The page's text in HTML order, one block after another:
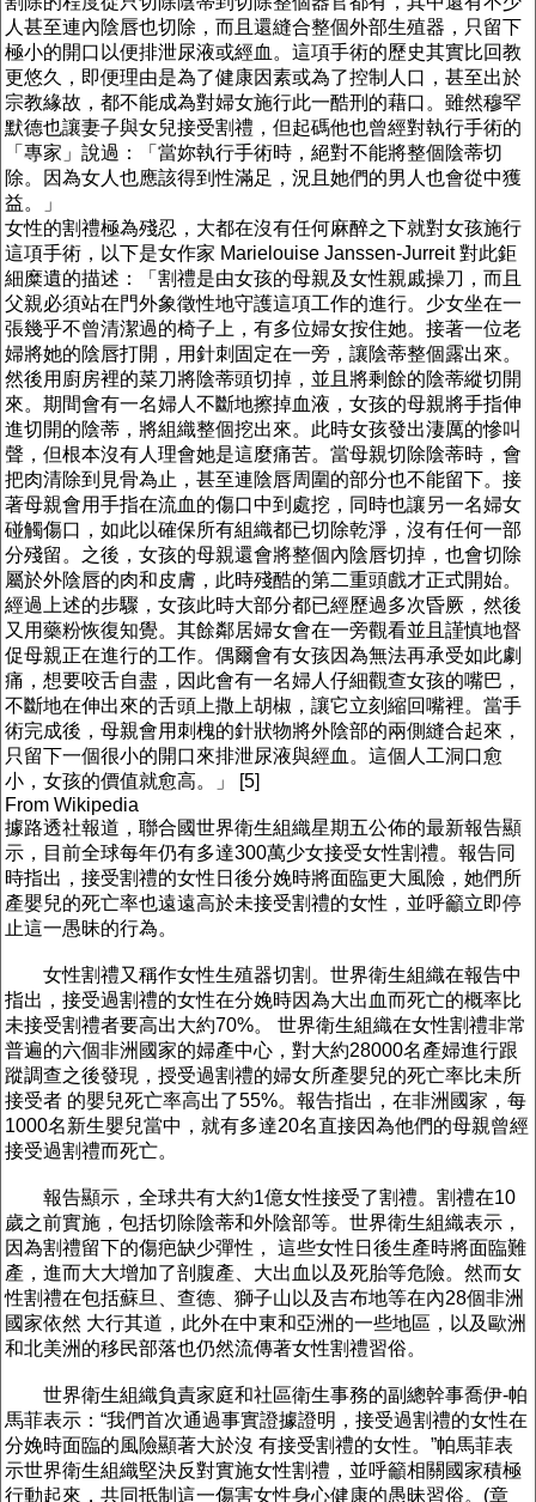
人甚至連內陰唇也切除，而且還縫合整個外部生殖器，只留下
極小的開口以便排泄尿液或經血。這項手術的歷史其實比回教
更悠久，即便理由是為了健康因素或為了控制人口，甚至出於
宗教緣故，都不能成為對婦女施行此一酷刑的藉口。雖然穆罕
默德也讓妻子與女兒接受割禮，但起碼他也曾經對執行手術的
「專家」說過：「當妳執行手術時，絕對不能將整個陰蒂切
除。因為女人也應該得到性滿足，況且她們的男人也會從中獲
益。」
女性的割禮極為殘忍，大都在沒有任何麻醉之下就對女孩施行
這項手術，以下是女作家 Marielouise Janssen-Jurreit 對此鉅
細糜遺的描述：「割禮是由女孩的母親及女性親戚操刀，而且
父親必須站在門外象徵性地守護這項工作的進行。少女坐在一
張幾乎不曾清潔過的椅子上，有多位婦女按住她。接著一位老
婦將她的陰唇打開，用針刺固定在一旁，讓陰蒂整個露出來。
然後用廚房裡的菜刀將陰蒂頭切掉，並且將剩餘的陰蒂縱切開
來。期間會有一名婦人不斷地擦掉血液，女孩的母親將手指伸
進切開的陰蒂，將組織整個挖出來。此時女孩發出淒厲的慘叫
聲，但根本沒有人理會她是這麼痛苦。當母親切除陰蒂時，會
把肉清除到見骨為止，甚至連陰唇周圍的部分也不能留下。接
著母親會用手指在流血的傷口中到處挖，同時也讓另一名婦女
碰觸傷口，如此以確保所有組織都已切除乾淨，沒有任何一部
分殘留。之後，女孩的母親還會將整個內陰唇切掉，也會切除
屬於外陰唇的肉和皮膚，此時殘酷的第二重頭戲才正式開始。
經過上述的步驟，女孩此時大部分都已經歷過多次昏厥，然後
又用藥粉恢復知覺。其餘鄰居婦女會在一旁觀看並且謹慎地督
促母親正在進行的工作。偶爾會有女孩因為無法再承受如此劇
痛，想要咬舌自盡，因此會有一名婦人仔細觀查女孩的嘴巴，
不斷地在伸出來的舌頭上撒上胡椒，讓它立刻縮回嘴裡。當手
術完成後，母親會用刺槐的針狀物將外陰部的兩側縫合起來，
只留下一個很小的開口來排泄尿液與經血。這個人工洞口愈
小，女孩的價值就愈高。」 [5]
From Wikipedia
據路透社報道，聯合國世界衛生組織星期五公佈的最新報告顯
示，目前全球每年仍有多達300萬少女接受女性割禮。報告同
時指出，接受割禮的女性日後分娩時將面臨更大風險，她們所
產嬰兒的死亡率也遠遠高於未接受割禮的女性，並呼籲立即停
止這一愚昧的行為。
女性割禮又稱作女性生殖器切割。世界衛生組織在報告中
指出，接受過割禮的女性在分娩時因為大出血而死亡的概率比
未接受割禮者要高出大約70%。 世界衛生組織在女性割禮非常
普遍的六個非洲國家的婦產中心，對大約28000名產婦進行跟
蹤調查之後發現，授受過割禮的婦女所產嬰兒的死亡率比未所
接受者 的嬰兒死亡率高出了55%。報告指出，在非洲國家，每
1000名新生嬰兒當中，就有多達20名直接因為他們的母親曾經
接受過割禮而死亡。
報告顯示，全球共有大約1億女性接受了割禮。割禮在10
歲之前實施，包括切除陰蒂和外陰部等。世界衛生組織表示，
因為割禮留下的傷疤缺少彈性， 這些女性日後生產時將面臨難
產，進而大大增加了剖腹產、大出血以及死胎等危險。然而女
性割禮在包括蘇旦、查德、獅子山以及吉布地等在內28個非洲
國家依然 大行其道，此外在中東和亞洲的一些地區，以及歐洲
和北美洲的移民部落也仍然流傳著女性割禮習俗。
世界衛生組織負責家庭和社區衛生事務的副總幹事喬伊-帕
馬菲表示：“我們首次通過事實證據證明，接受過割禮的女性在
分娩時面臨的風險顯著大於沒 有接受割禮的女性。”帕馬菲表
示世界衛生組織堅決反對實施女性割禮，並呼籲相關國家積極
行動起來，共同抵制這一傷害女性身心健康的愚昧習俗。(章